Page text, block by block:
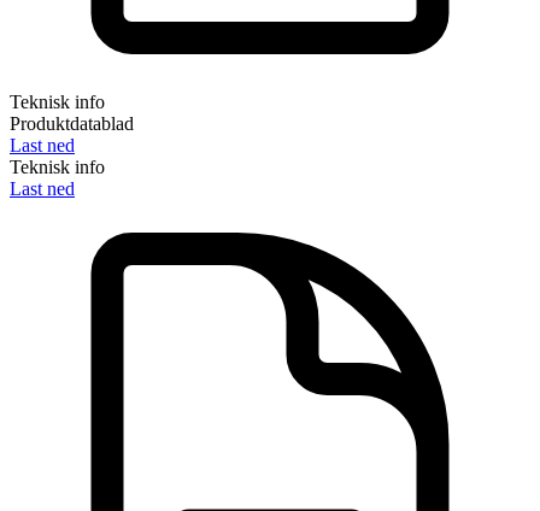
Teknisk info
Produktdatablad
Last ned
Teknisk info
Last ned